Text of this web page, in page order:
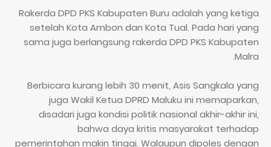
Rakerda DPD PKS Kabupaten Buru adalah yang ketiga
setelah Kota Ambon dan Kota Tual. Pada hari yang
sama juga berlangsung rakerda DPD PKS Kabupaten
Malra.
Berbicara kurang lebih 30 menit, Asis Sangkala yang
juga Wakil Ketua DPRD Maluku ini memaparkan,
disadari juga kondisi politik nasional akhir-akhir ini,
bahwa daya kritis masyarakat terhadap
pemerintahan makin tinggi. Walaupun dipoles dengan